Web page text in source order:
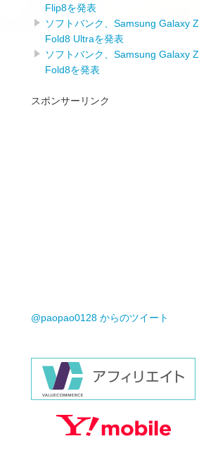
Flip8を発表
ソフトバンク、Samsung Galaxy Z
Fold8 Ultraを発表
ソフトバンク、Samsung Galaxy Z
Fold8を発表
スポンサーリンク
@paopao0128 からのツイート